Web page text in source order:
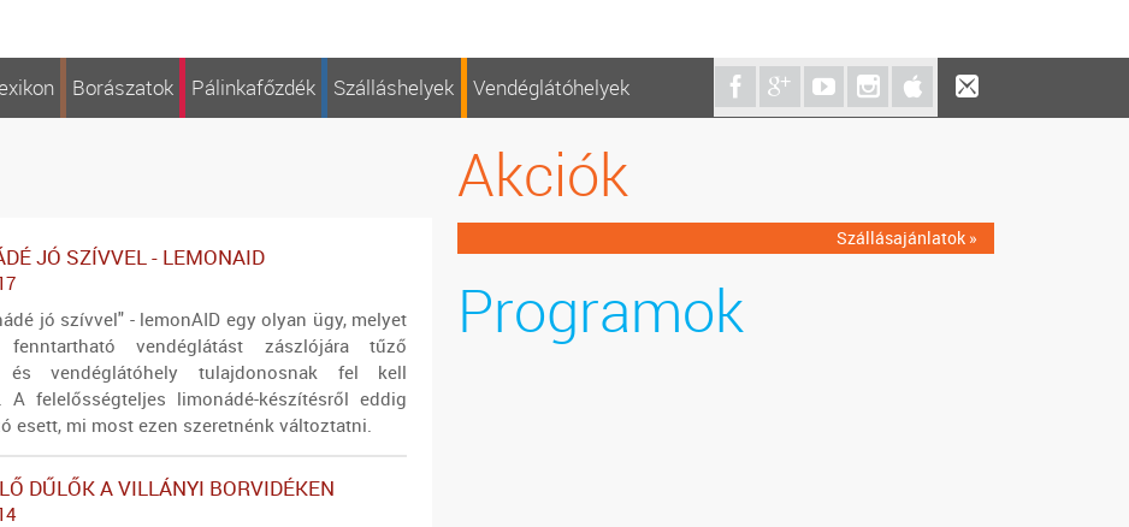
Borászatok Pálinkafőzdék Szálláshelyek Vendéglátóhelyek
JÓ SZÍVVEL - LEMONAID
jó szívvel" - lemonAID egy olyan ügy, melyet
fenntartható vendéglátást zászlójára tűző
és vendéglátóhely tulajdonosnak fel kell
A felelősségteljes limonádé-készítésről eddig
esett, mi most ezen szeretnénk változtatni.
DŰLŐK A VILLÁNYI BORVIDÉKEN
Akciók
Szállásajánlatok »
Programok